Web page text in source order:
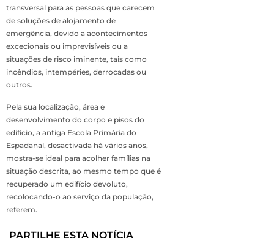
transversal para as pessoas que carecem
de soluções de alojamento de
emergência, devido a acontecimentos
excecionais ou imprevisíveis ou a
situações de risco iminente, tais como
incêndios, intempéries, derrocadas ou
outros.
Pela sua localização, área e
desenvolvimento do corpo e pisos do
edifício, a antiga Escola Primária do
Espadanal, desactivada há vários anos,
mostra-se ideal para acolher famílias na
situação descrita, ao mesmo tempo que é
recuperado um edifício devoluto,
recolocando-o ao serviço da população,
referem.
PARTILHE ESTA NOTÍCIA